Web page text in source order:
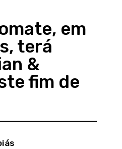
em
terá
&
fim de